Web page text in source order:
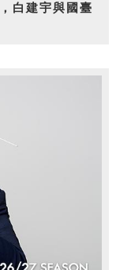
白建宇與國臺